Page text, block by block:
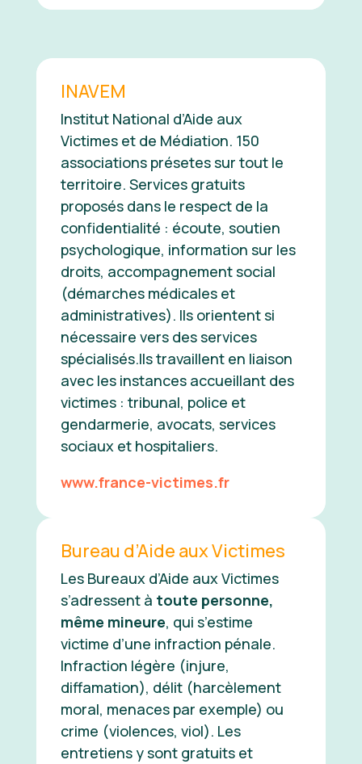
INAVEM
Institut National d’Aide aux
Victimes et de Médiation. 150
associations présetes sur tout le
territoire. Services gratuits
proposés dans le respect de la
confidentialité : écoute, soutien
psychologique, information sur les
droits, accompagnement social
(démarches médicales et
administratives). Ils orientent si
nécessaire vers des services
spécialisés.Ils travaillent en liaison
avec les instances accueillant des
victimes : tribunal, police et
gendarmerie, avocats, services
sociaux et hospitaliers.
www.france-victimes.fr
Bureau d’Aide aux Victimes
Les Bureaux d’Aide aux Victimes
s’adressent à toute personne,
même mineure, qui s’estime
victime d’une infraction pénale.
Infraction légère (injure,
diffamation), délit (harcèlement
moral, menaces par exemple) ou
crime (violences, viol). Les
entretiens y sont gratuits et